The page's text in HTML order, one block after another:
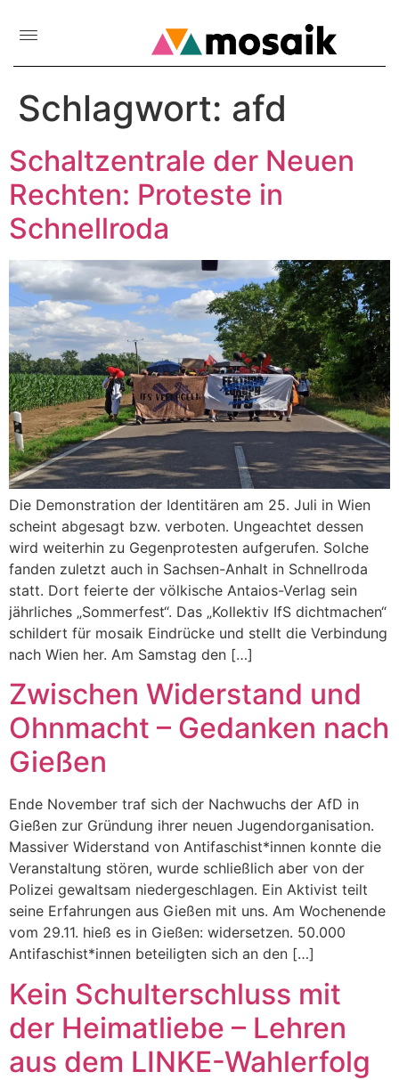
Schlagwort: afd
Schaltzentrale der Neuen
Rechten: Proteste in
Schnellroda
Die Demonstration der Identitären am 25. Juli in Wien
scheint abgesagt bzw. verboten. Ungeachtet dessen
wird weiterhin zu Gegenprotesten aufgerufen. Solche
fanden zuletzt auch in Sachsen-Anhalt in Schnellroda
statt. Dort feierte der völkische Antaios-Verlag sein
jährliches „Sommerfest“. Das „Kollektiv IfS dichtmachen“
schildert für mosaik Eindrücke und stellt die Verbindung
nach Wien her. Am Samstag den […]
Zwischen Widerstand und
Ohnmacht – Gedanken nach
Gießen
Ende November traf sich der Nachwuchs der AfD in
Gießen zur Gründung ihrer neuen Jugendorganisation.
Massiver Widerstand von Antifaschist*innen konnte die
Veranstaltung stören, wurde schließlich aber von der
Polizei gewaltsam niedergeschlagen. Ein Aktivist teilt
seine Erfahrungen aus Gießen mit uns. Am Wochenende
vom 29.11. hieß es in Gießen: widersetzen. 50.000
Antifaschist*innen beteiligten sich an den […]
Kein Schulterschluss mit
der Heimatliebe – Lehren
aus dem LINKE-Wahlerfolg